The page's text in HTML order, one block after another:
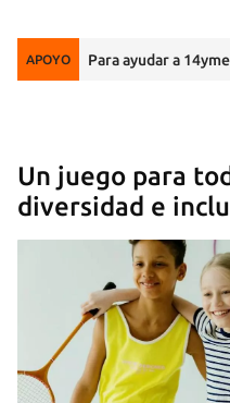
APOYO Para ayudar a
Un juego para
diversidad e